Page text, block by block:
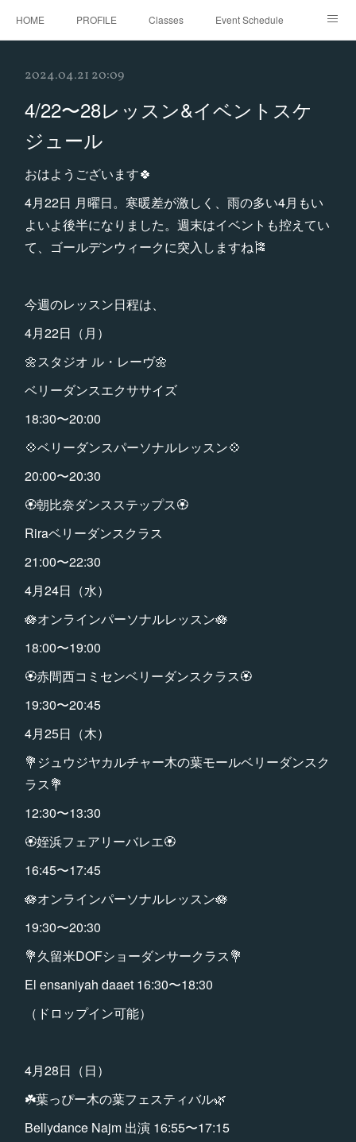
HOME PROFILE Classes Event Schedule
2024.04.21 20:09
4/22〜28レッスン&イベントスケ
ジュール
おはようございます🍀
4月22日 月曜日。寒暖差が激しく、雨の多い4月もい
よいよ後半になりました。週末はイベントも控えてい
て、ゴールデンウィークに突入しますね🎏
今週のレッスン日程は、
4月22日（月）
🌼スタジオ ル・レーヴ🌼
ベリーダンスエクササイズ
18:30〜20:00
💠ベリーダンスパーソナルレッスン💠
20:00〜20:30
🏵朝比奈ダンスステップス🏵
Riraベリーダンスクラス
21:00〜22:30
4月24日（水）
🪷オンラインパーソナルレッスン🪷
18:00〜19:00
🏵️赤間西コミセンベリーダンスクラス🏵️
19:30〜20:45
4月25日（木）
💐ジュウジヤカルチャー木の葉モールベリーダンスク
ラス💐
12:30〜13:30
🏵️姪浜フェアリーバレエ🏵️
16:45〜17:45
🪷オンラインパーソナルレッスン🪷
19:30〜20:30
💐久留米DOFショーダンサークラス💐
El ensaniyah daaet 16:30〜18:30
（ドロップイン可能）
4月28日（日）
☘️葉っぴー木の葉フェスティバル🌿
Bellydance Najm 出演 16:55〜17:15